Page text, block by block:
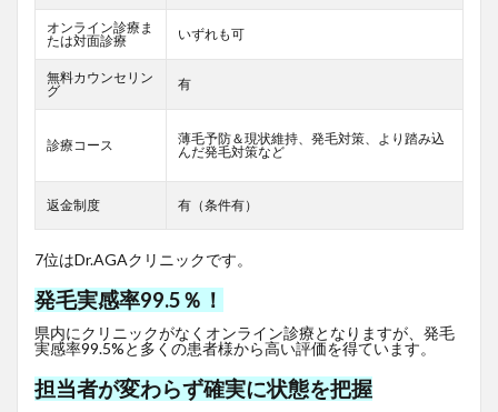
オンライン診療ま
たは対面診療
いずれも可
無料カウンセリン
グ
有
診療コース
薄毛予防＆現状維持、発毛対策、より踏み込
んだ発毛対策など
返金制度 有（条件有）
7位はDr.AGAクリニックです。
発毛実感率99.5％！
県内にクリニックがなくオンライン診療となりますが、発毛
実感率99.5%と多くの患者様から高い評価を得ています。
担当者が変わらず確実に状態を把握